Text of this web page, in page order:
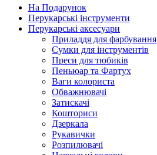
На Подарунок
Перукарські інструменти
Перукарські аксесуари
Приладдя для фарбування
Сумки для інструментів
Преси для тюбиків
Пеньюар та Фартух
Ваги колориста
Обважнювачі
Затискачі
Кошториси
Дзеркала
Рукавички
Розпилювачі